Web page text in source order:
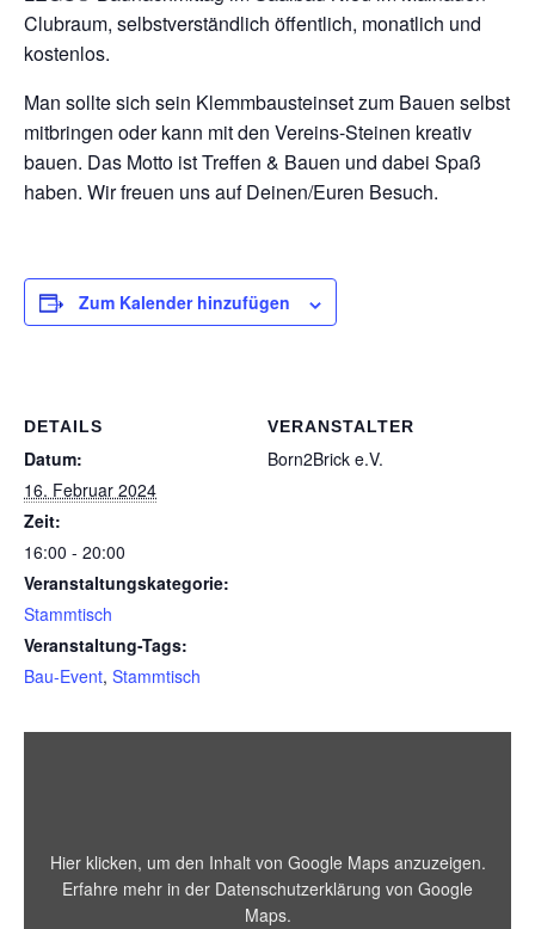
Clubraum, selbstverständlich öffentlich, monatlich und
kostenlos.
Man sollte sich sein Klemmbausteinset zum Bauen selbst
mitbringen oder kann mit den Vereins-Steinen kreativ
bauen. Das Motto ist Treffen & Bauen und dabei Spaß
haben. Wir freuen uns auf Deinen/Euren Besuch.
Zum Kalender hinzufügen
DETAILS
Datum:
16. Februar 2024
Zeit:
16:00 - 20:00
Veranstaltungskategorie:
Stammtisch
Veranstaltung-Tags:
Bau-Event, Stammtisch
VERANSTALTER
Born2Brick e.V.
Hier klicken, um den Inhalt von Google Maps anzuzeigen.
Erfahre mehr in der Datenschutzerklärung von Google
Maps.